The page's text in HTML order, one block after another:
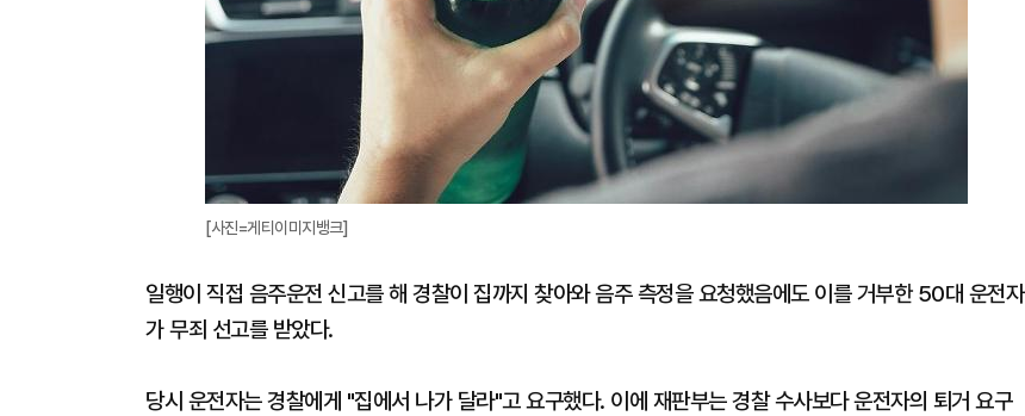
[사진=게티이미지뱅크]
일행이 직접 음주운전 신고를 해 경찰이 집까지 찾아와 음주 측정을 요청했음에도 이를 거부한 50대 운전자
가 무죄 선고를 받았다.
당시 운전자는 경찰에게 "집에서 나가 달라"고 요구했다. 이에 재판부는 경찰 수사보다 운전자의 퇴거 요구